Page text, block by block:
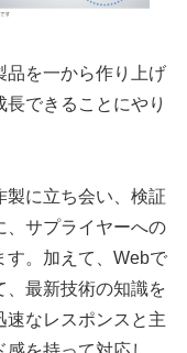
品を一から作り上げ
できることにやり
製に立ち会い、検証
、サプライヤーへの
す。加えて、Webで
、最新技術の知識を
速なレスポンスと主